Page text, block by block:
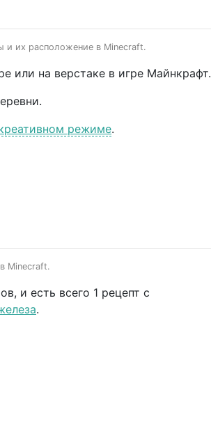
и их расположение в Minecraft.
или на верстаке в игре Майнкрафт.
режиме.
Minecraft.
и есть всего 1 рецепт с
.